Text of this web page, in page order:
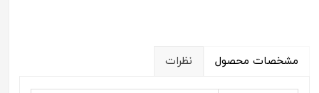
مشخصات محصول نظرات